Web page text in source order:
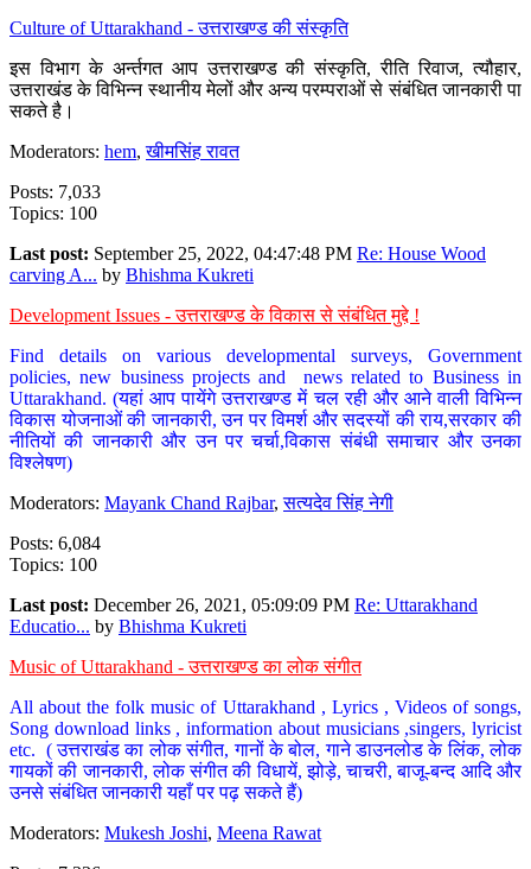
Culture of Uttarakhand - उत्तराखण्ड की संस्कृति
इस विभाग के अर्न्तगत आप उत्तराखण्ड की संस्कृति, रीति रिवाज, त्यौहार,
उत्तराखंड के विभिन्न स्थानीय मेलों और अन्य परम्पराओं से संबंधित जानकारी पा
सकते है।
Moderators: hem,खीमसिंह रावत
Posts: 7,033
Topics: 100
Last post: September 25, 2022, 04:47:48 PM Re: House Wood
carving A... by Bhishma Kukreti
Development Issues - उत्तराखण्ड के विकास से संबंधित मुद्दे !
Find details on various developmental surveys, Government
policies, new business projects and news related to Business in
Uttarakhand. (यहां आप पायेंगे उत्तराखण्ड में चल रही और आने वाली विभिन्न
विकास योजनाओं की जानकारी, उन पर विमर्श और सदस्यों की राय,सरकार की
नीतियों की जानकारी और उन पर चर्चा,विकास संबंधी समाचार और उनका
विश्लेषण)
Moderators: Mayank Chand Rajbar,सत्यदेव सिंह नेगी
Posts: 6,084
Topics: 100
Last post: December 26, 2021, 05:09:09 PM Re: Uttarakhand
Educatio... by Bhishma Kukreti
Music of Uttarakhand - उत्तराखण्ड का लोक संगीत
All about the folk music of Uttarakhand , Lyrics , Videos of songs,
Song download links , information about musicians ,singers, lyricist
etc. ( उत्तराखंड का लोक संगीत, गानों के बोल, गाने डाउनलोड के लिंक, लोक
गायकों की जानकारी, लोक संगीत की विधायें, झोड़े, चाचरी, बाजू-बन्द आदि और
उनसे संबंधित जानकारी यहाँ पर पढ़ सकते हैं)
Moderators: Mukesh Joshi, Meena Rawat